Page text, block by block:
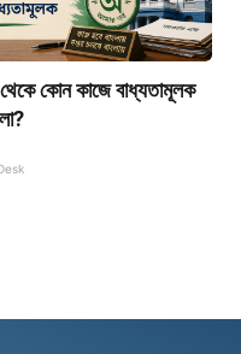
থেকে কোন কাজে বাধ্যতামূলক